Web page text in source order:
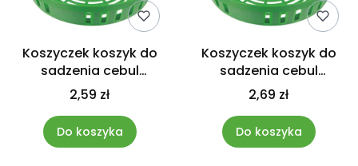
Koszyczek koszyk do
sadzenia cebul
tulipanów cebul
okrągły 18cm
2,59 zł
Do koszyka
Koszyczek koszyk do
sadzenia cebul
tulipanów cebul
okrągły 23cm
2,69 zł
Do koszyka